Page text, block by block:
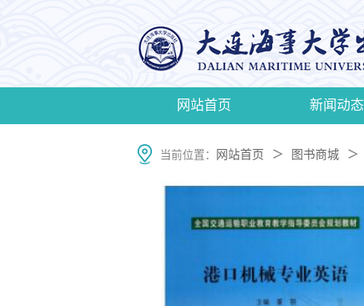
网站首页 新闻动态
当前位置： 网站首页 ＞ 图书商城 ＞